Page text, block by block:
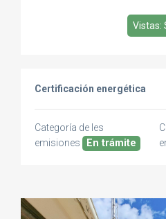
Vistas:
Certificación energética
Categoría de les
emisiones
En trámite